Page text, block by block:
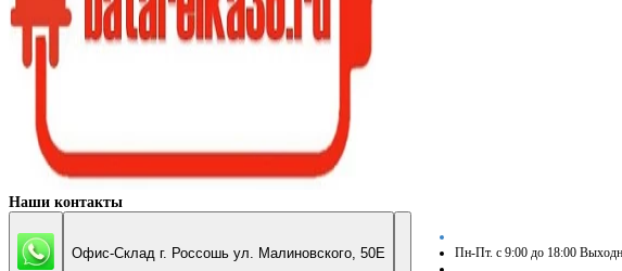
Наши контакты
Офис-Склад г. Россошь ул. Малиновского, 50Е Пн-Пт. с 9:00 до 18:00